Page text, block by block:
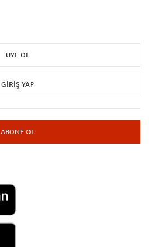
ÜYE OL
GIRIŞ YAP
ABONE OL